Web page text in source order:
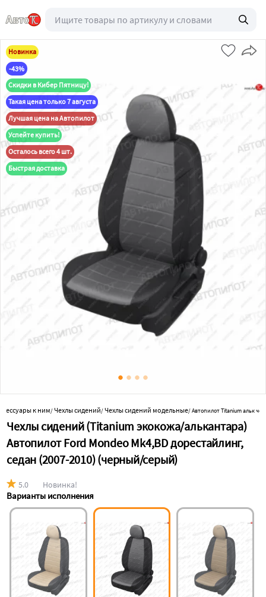
Новинка
-43%
Скидки в Кибер Пятницу!
Такая цена только 7 августа
Лучшая цена на Автопилот
Успейте купить!
Осталось всего 4 шт.
Быстрая доставка
к ним/Чехлы сидений/Чехлы сидений модельные/Автопилот Titanium альк
Чехлы сидений (Titanium экокожа/алькантара)
Автопилот Ford Mondeo Mk4,BD дорестайлинг,
седан (2007-2010) (черный/серый)
5.0 Новинка!
Варианты исполнения